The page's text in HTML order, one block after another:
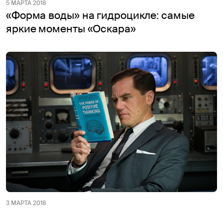
5 МАРТА 2018
«Форма воды» на гидроцикле: самые
яркие моменты «Оскара»
3 МАРТА 2018